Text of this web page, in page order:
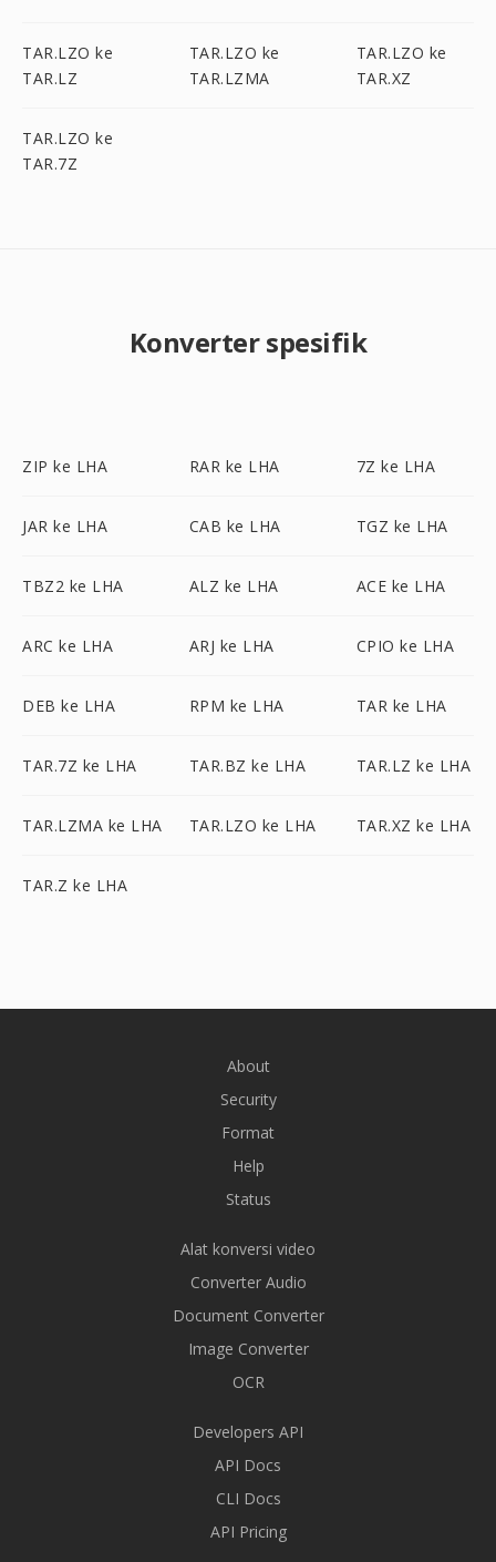
TAR.LZO ke
TAR.LZ
TAR.LZO ke
TAR.LZMA
TAR.LZO ke
TAR.XZ
TAR.LZO ke
TAR.7Z
Konverter spesifik
ZIP ke LHA RAR ke LHA 7Z ke LHA
JAR ke LHA CAB ke LHA TGZ ke LHA
TBZ2 ke LHA ALZ ke LHA ACE ke LHA
ARC ke LHA ARJ ke LHA CPIO ke LHA
DEB ke LHA RPM ke LHA TAR ke LHA
TAR.7Z ke LHA TAR.BZ ke LHA TAR.LZ ke LHA
TAR.LZMA ke LHA TAR.LZO ke LHA TAR.XZ ke LHA
TAR.Z ke LHA
About
Security
Format
Help
Status
Alat konversi video
Converter Audio
Document Converter
Image Converter
OCR
Developers API
API Docs
CLI Docs
API Pricing